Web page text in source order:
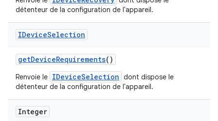
détenteur de la configuration de l'appareil.
IDeviceSelection
getDeviceRequirements()
Renvoie le IDeviceSelection dont dispose le
détenteur de la configuration de l'appareil.
Integer